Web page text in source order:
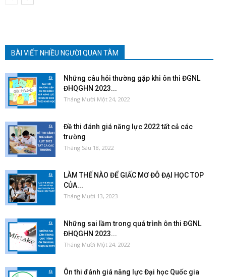
BÀI VIẾT NHIỀU NGƯỜI QUAN TÂM
Những câu hỏi thường gặp khi ôn thi ĐGNL
ĐHQGHN 2023...
Tháng Mười Một 24, 2022
Đề thi đánh giá năng lực 2022 tất cả các
trường
Tháng Sáu 18, 2022
LÀM THẾ NÀO ĐỂ GIẤC MƠ ĐỖ ĐẠI HỌC TOP
CỦA...
Tháng Mười 13, 2023
Những sai lầm trong quá trình ôn thi ĐGNL
ĐHQGHN 2023...
Tháng Mười Một 24, 2022
Ôn thi đánh giá năng lực Đại học Quốc gia